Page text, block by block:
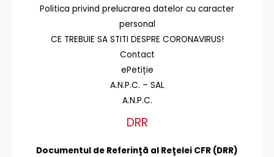
Politica privind prelucrarea datelor cu caracter
personal
CE TREBUIE SA STITI DESPRE CORONAVIRUS!
Contact
ePetiție
A.N.P.C. – SAL
A.N.P.C.
DRR
Documentul de Referinţă al Reţelei CFR (DRR)